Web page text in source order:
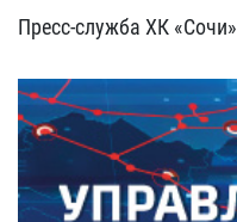
Пресс-служба ХК «Сочи»